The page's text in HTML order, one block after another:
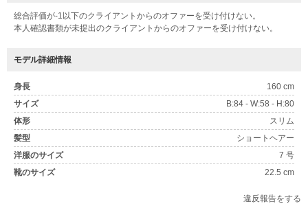
総合評価が-1以下のクライアントからのオファーを受け付けない。
本人確認書類が未提出のクライアントからのオファーを受け付けない。
モデル詳細情報
身長
160 cm
サイズ
B:84 - W:58 - H:80
体形
スリム
髪型
ショートヘアー
洋服のサイズ
7 号
靴のサイズ
22.5 cm
違反報告をする